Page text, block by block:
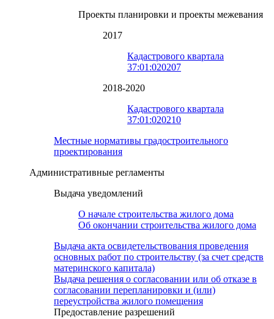
Проекты планировки и проекты межевания
2017
Кадастрового квартала
37:01:020207
2018-2020
Кадастрового квартала
37:01:020210
Местные нормативы градостроительного
проектирования
Административные регламенты
Выдача уведомлений
О начале строительства жилого дома
Об окончании строительства жилого дома
Выдача акта освидетельствования проведения
основных работ по строительству (за счет средств
материнского капитала)
Выдача решения о согласовании или об отказе в
согласовании перепланировки и (или)
переустройства жилого помещения
Предоставление разрешений